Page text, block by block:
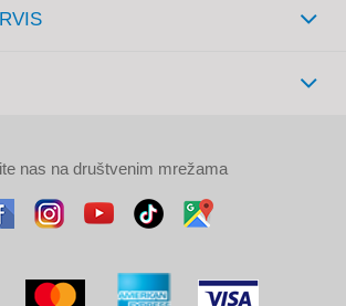
nas na društvenim mrežama